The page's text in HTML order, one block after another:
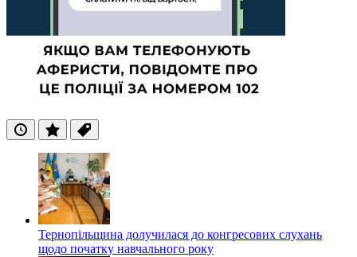
ОстанніПопулярні
Теги
Тернопільщина долучилася до конгресових слухань
щодо початку навчального року